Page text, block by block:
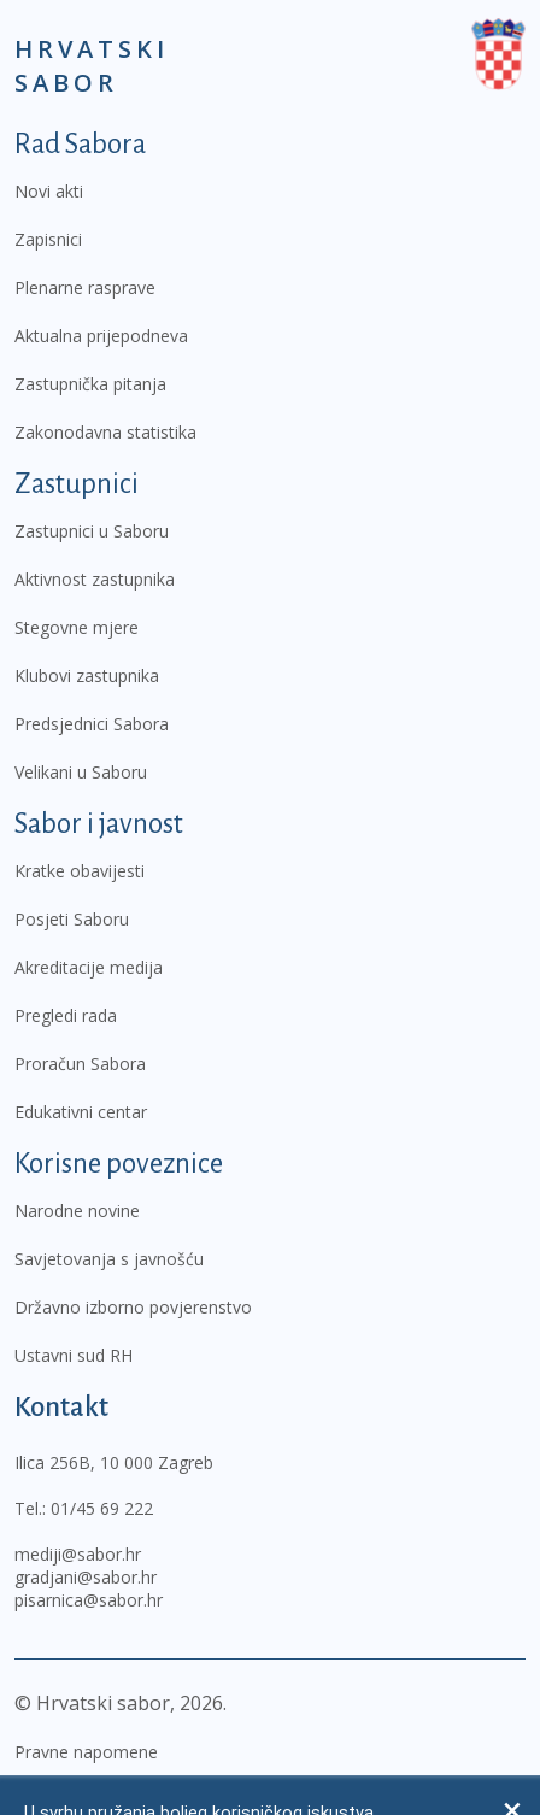
HRVATSKI
SABOR
Podnožje prvi izbornik
Rad Sabora
Novi akti
Zapisnici
Plenarne rasprave
Aktualna prijepodneva
Zastupnička pitanja
Zakonodavna statistika
Zastupnici
Zastupnici u Saboru
Aktivnost zastupnika
Stegovne mjere
Klubovi zastupnika
Predsjednici Sabora
Velikani u Saboru
Sabor i javnost
Kratke obavijesti
Posjeti Saboru
Akreditacije medija
Pregledi rada
Proračun Sabora
Edukativni centar
Korisne poveznice
Narodne novine
Savjetovanja s javnošću
Državno izborno povjerenstvo
Ustavni sud RH
Kontakt
Ilica 256B, 10 000 Zagreb
Tel.: 01/45 69 222
mediji@sabor.hr
gradjani@sabor.hr
pisarnica@sabor.hr
© Hrvatski sabor, 2026
Pravne napomene